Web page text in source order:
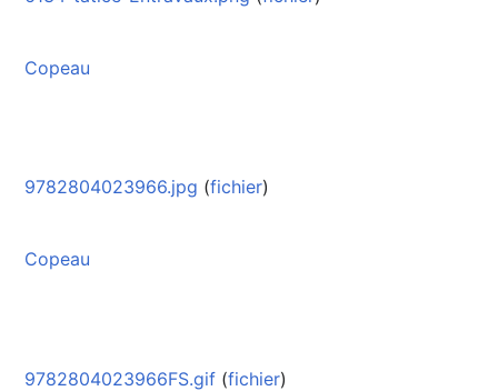
Copeau
9782804023966.jpg (fichier)
Copeau
9782804023966FS.gif (fichier)